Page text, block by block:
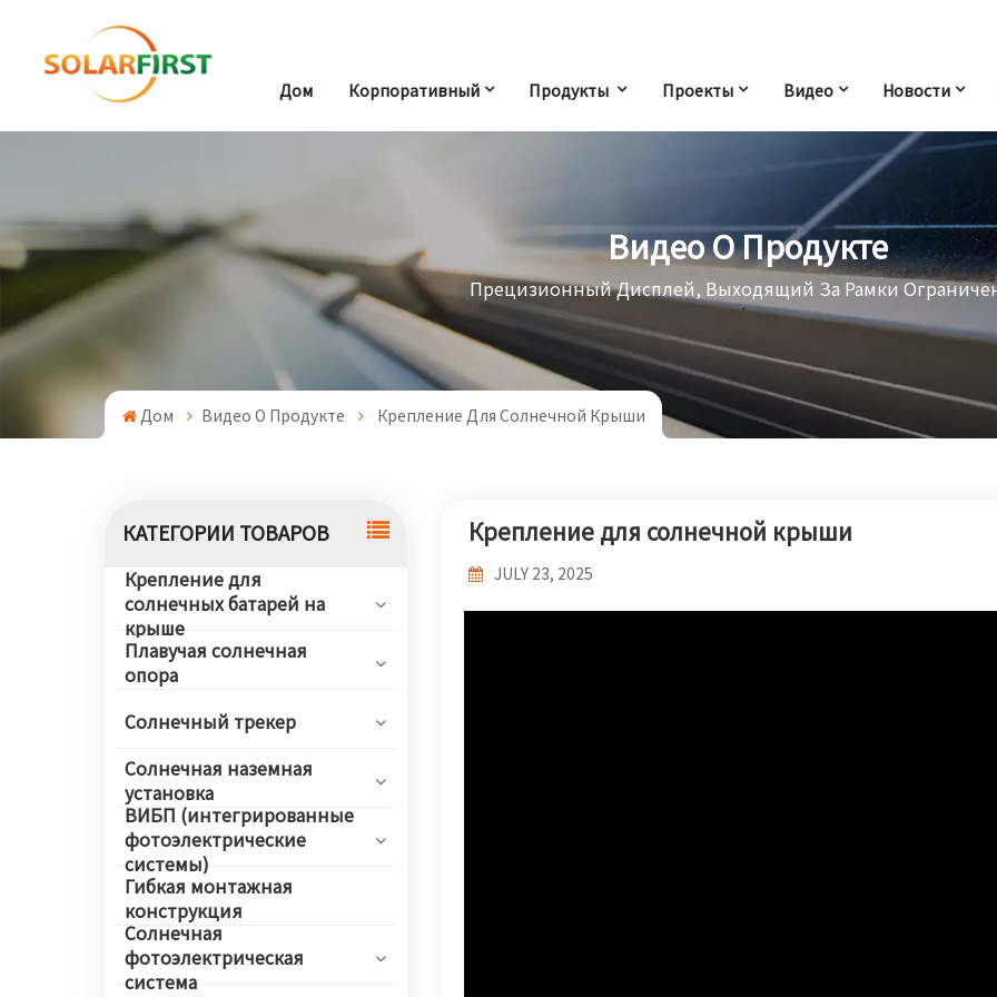
Дом Корпоративный Продукты Проекты Видео Новости
Видео О Продукте
Прецизионный Дисплей, Выходящий За Рамки
Дом Видео О Продукте Крепление Для Солнечной Крыши
КАТЕГОРИИ ТОВАРОВ
Крепление для
солнечных батарей на
крыше
Плавучая солнечная
опора
Солнечный трекер
Солнечная наземная
установка
ВИБП (интегрированные
фотоэлектрические
системы)
Гибкая монтажная
конструкция
Солнечная
фотоэлектрическая
система
Крепление для солнечной крыши
JULY 23, 2025